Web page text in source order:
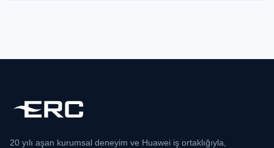
20 yılı aşan kurumsal deneyim ve Huawei iş ortaklığıyla,